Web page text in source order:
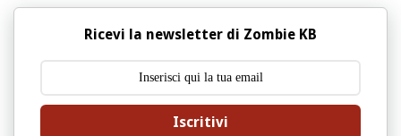
Ricevi la newsletter di Zombie KB
Iscritivi